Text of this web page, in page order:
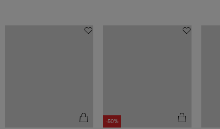
-50%